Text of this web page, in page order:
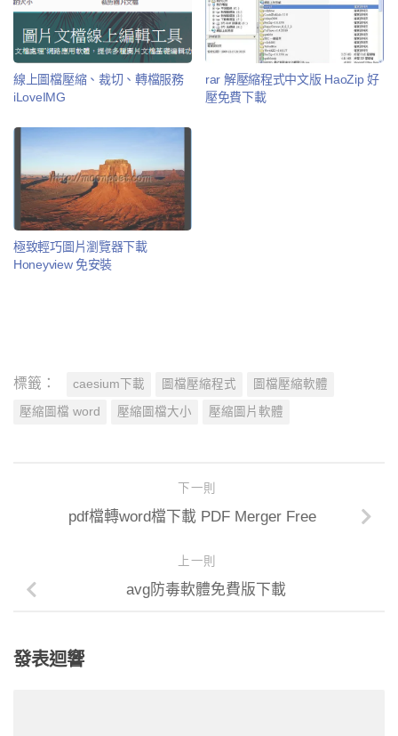
線上圖檔壓縮、裁切、轉檔服務
iLoveIMG
rar 解壓縮程式中文版 HaoZip 好
壓免費下載
極致輕巧圖片瀏覽器下載
Honeyview 免安裝
標籤： caesium下載 圖檔壓縮程式 圖檔壓縮軟體
壓縮圖檔 word 壓縮圖檔大小 壓縮圖片軟體
下一則
pdf檔轉word檔下載 PDF Merger Free
上一則
avg防毒軟體免費版下載
發表迴響